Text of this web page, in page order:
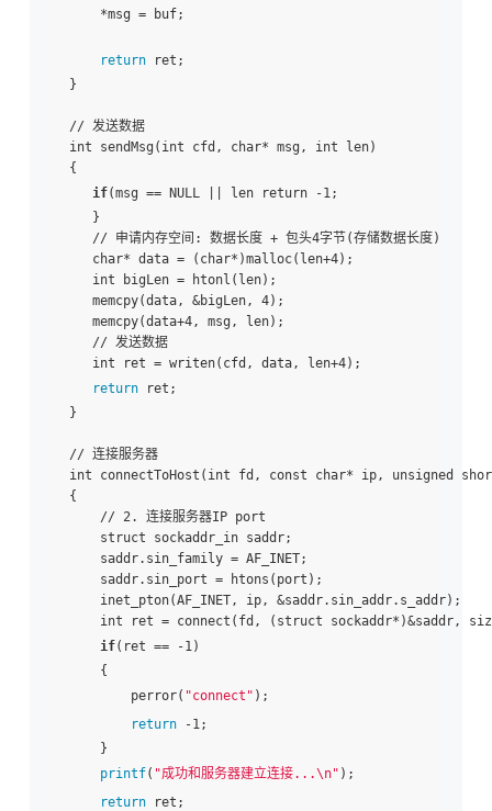
*msg = buf;
return ret;
}
// 发送数据
int sendMsg(int cfd, char* msg, int len)
{
if(msg == NULL || len return -1;
}
// 申请内存空间: 数据长度 + 包头4字节(存储数据长度)
char* data = (char*)malloc(len+4);
int bigLen = htonl(len);
memcpy(data, &bigLen, 4);
memcpy(data+4, msg, len);
// 发送数据
int ret = writen(cfd, data, len+4);
return ret;
}
// 连接服务器
int connectToHost(int fd, const char* ip, unsigned
{
// 2. 连接服务器IP port
struct sockaddr_in saddr;
saddr.sin_family = AF_INET;
saddr.sin_port = htons(port);
inet_pton(AF_INET, ip, &saddr.sin_addr.s_addr);
int ret = connect(fd, (struct sockaddr*)&saddr,
if(ret == -1)
{
perror( "connect" );
return -1;
}
printf( "成功和服务器建立连接...\n" );
return ret;